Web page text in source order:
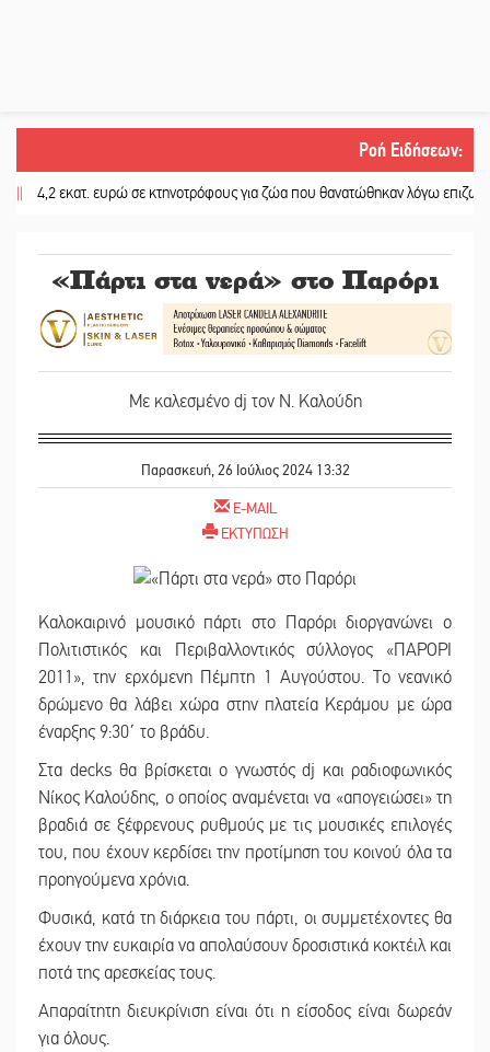
Ροή Ειδήσεων:
εκατ. ευρώ σε κτηνοτρόφους για ζώα που θανατώθηκαν λόγω επιζωοτιών
«Πάρτι στα νερά» στο Παρόρι
Με καλεσμένο dj τον Ν. Καλούδη
Παρασκευή, 26 Ιούλιος 2024 13:32
E-MAIL
ΕΚΤΥΠΩΣΗ
Καλοκαιρινό μουσικό πάρτι στο Παρόρι διοργανώνει ο
Πολιτιστικός και Περιβαλλοντικός σύλλογος «ΠΑΡΟΡΙ
2011», την ερχόμενη Πέμπτη 1 Αυγούστου. Το νεανικό
δρώμενο θα λάβει χώρα στην πλατεία Κεράμου με ώρα
έναρξης 9:30΄ το βράδυ.
Στα decks θα βρίσκεται ο γνωστός dj και ραδιοφωνικός
Νίκος Καλούδης, ο οποίος αναμένεται να «απογειώσει» τη
βραδιά σε ξέφρενους ρυθμούς με τις μουσικές επιλογές
του, που έχουν κερδίσει την προτίμηση του κοινού όλα τα
προηγούμενα χρόνια.
Φυσικά, κατά τη διάρκεια του πάρτι, οι συμμετέχοντες θα
έχουν την ευκαιρία να απολαύσουν δροσιστικά κοκτέιλ και
ποτά της αρεσκείας τους.
Απαραίτητη διευκρίνιση είναι ότι η είσοδος είναι δωρεάν
για όλους.